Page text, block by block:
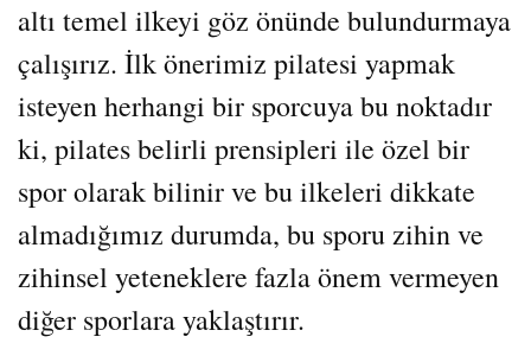
altı temel ilkeyi göz önünde bulundurmaya
çalışırız. İlk önerimiz pilatesi yapmak
isteyen herhangi bir sporcuya bu noktadır
ki, pilates belirli prensipleri ile özel bir
spor olarak bilinir ve bu ilkeleri dikkate
almadığımız durumda, bu sporu zihin ve
zihinsel yeteneklere fazla önem vermeyen
diğer sporlara yaklaştırır.